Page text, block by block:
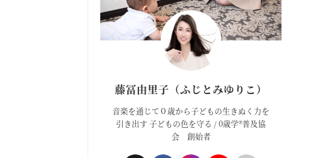
藤冨由里子（ふじとみゆりこ）
音楽を通じて０歳から子どもの生きぬく力を
引き出す 子どもの色を守る / 0歳学®普及協
会 創始者